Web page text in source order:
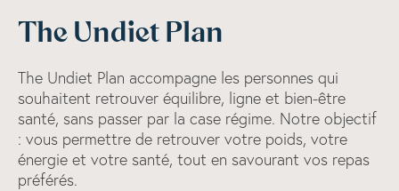
The Undiet Plan
The Undiet Plan accompagne les personnes qui
souhaitent retrouver équilibre, ligne et bien-être
santé, sans passer par la case régime. Notre objectif
: vous permettre de retrouver votre poids, votre
énergie et votre santé, tout en savourant vos repas
préférés.